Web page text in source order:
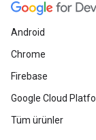
Android
Chrome
Firebase
Google Cloud
Tüm ürünler